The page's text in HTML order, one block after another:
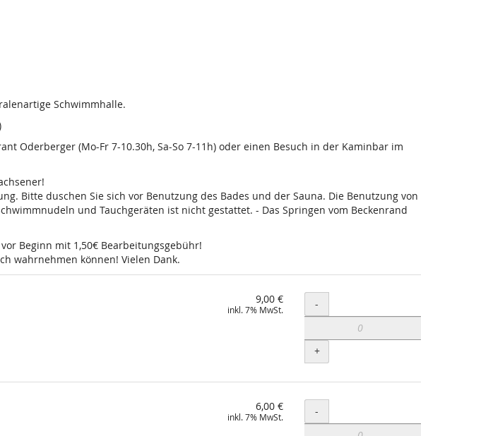
Schwimmhalle.
Oderberger (Mo-Fr 7-10.30h, Sa-So 7-11h) oder einen Besuch in der Kaminbar im
Bitte duschen Sie sich vor Benutzung des Bades und der Sauna. Die Benutzung von
und Tauchgeräten ist nicht gestattet. - Das Springen vom Beckenrand
Beginn mit 1,50€ Bearbeitungsgebühr!
wahrnehmen können! Vielen Dank.
9,00 €
inkl. 7% MwSt. Menge
-
+
6,00 €
inkl. 7% MwSt. Menge
-